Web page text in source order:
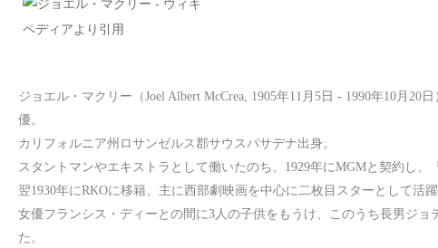
ジョエル・マクリー（Joel Albert McCrea, 1905年11月5日 - 1990年10月20
優。
カリフォルニア州ロサンゼルス郡サウスパサデナ出身。
スタントマンやエキストラとして働いたのち、1929年にMGMと契約し、『
翌1930年にRKOに移籍、主に西部劇映画を中心に二枚目スターとして活躍
女優フランシス・ディーとの間に3人の子供をもうけ、このうち長男ジョ
た。